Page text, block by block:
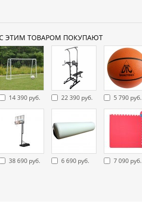
ЭТИМ ТОВАРОМ ПОКУПАЮТ
14 390 руб. 22 390 руб. 5 790 руб.
38 690 руб. 6 690 руб. 7 090 руб.